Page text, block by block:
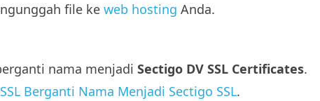
file ke web hosting Anda.
nama menjadi Sectigo DV SSL Certificates.
Berganti Nama Menjadi Sectigo SSL.